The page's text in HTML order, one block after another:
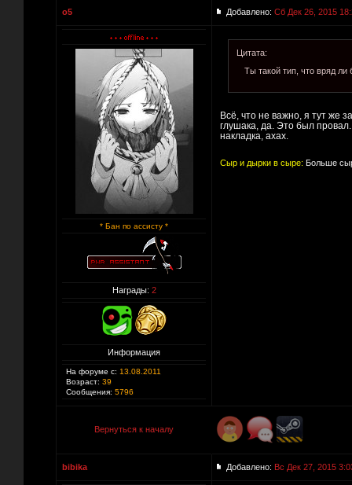
o5 Добавлено: Сб Дек 26, 2015
* Бан по ассисту *
Награды: 2
Информация
На форуме с: 13.08.2011
Возраст: 39
Сообщения: 5796
Цитата:
Ты такой тип, что вряд ли
Всё, что не важно, я тут же
глушака, да. Это был
накладка, ахах.
Сыр и дырки в сыре: Больше
Вернуться к началу
bibika Добавлено: Вс Дек 27, 2015